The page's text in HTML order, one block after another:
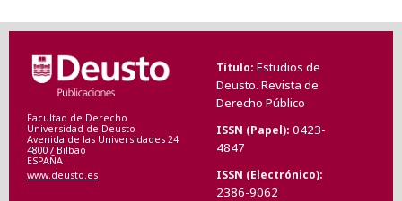
Facultad de Derecho
Universidad de Deusto
Avenida de las Universidades 24
48007 Bilbao
ESPAÑA
www.deusto.es
Título Estudios de
Deusto. Revista de
Derecho Público
ISSN (Papel) 0423-
4847
ISSN (Electrónico)
2386-9062